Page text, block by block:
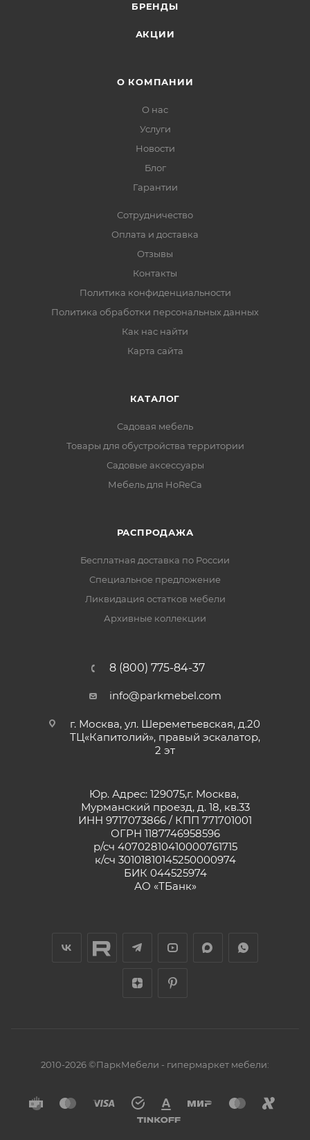
БРЕНДЫ
АКЦИИ
О КОМПАНИИ
О нас
Услуги
Новости
Блог
Гарантии
Сотрудничество
Оплата и доставка
Отзывы
Контакты
Политика конфиденциальности
Политика обработки персональных данных
Как нас найти
Карта сайта
КАТАЛОГ
Садовая мебель
Товары для обустройства территории
Садовые аксессуары
Мебель для HoReCa
РАСПРОДАЖА
Бесплатная доставка по России
Специальное предложение
Ликвидация остатков мебели
Архивные коллекции
8 (800) 775-84-37
info@parkmebel.com
г. Москва, ул. Шереметьевская, д.20
ТЦ«Капитолий», правый эскалатор,
2 эт
Юр. Адрес: 129075,г. Москва,
Мурманский проезд, д. 18, кв.33
ИНН 9717073866 / КПП 771701001
ОГРН 1187746958596
р/сч 40702810410000761715
к/сч 30101810145250000974
БИК 044525974
АО «ТБанк»
2010-2026 ©ПаркМебели - гипермаркет мебели: